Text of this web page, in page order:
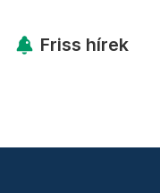
Friss hírek